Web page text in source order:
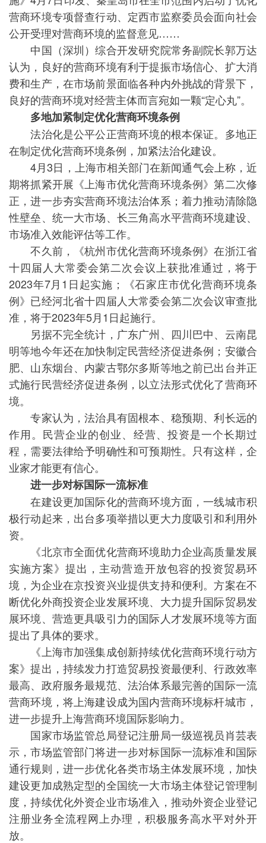
营商环境专项督查行动、定西市监察委员会面向社会
公开受理对营商环境的监督意见……
中国（深圳）综合开发研究院常务副院长郭万达
认为，良好的营商环境有利于提振市场信心、扩大消
费和生产，在市场前景面临各种内外挑战的背景下，
良好的营商环境对经营主体而言宛如一颗“定心丸”。
多地加紧制定优化营商环境条例
法治化是公平公正营商环境的根本保证。多地正
在制定优化营商环境条例，加紧法治化建设。
4月3日，上海市相关部门在新闻通气会上称，近
期将抓紧开展《上海市优化营商环境条例》第二次修
正，进一步夯实营商环境法治体系；着力推动清除隐
性壁垒、统一大市场、长三角高水平营商环境建设、
市场准入效能评估等工作。
不久前，《杭州市优化营商环境条例》在浙江省
十四届人大常委会第二次会议上获批准通过，将于
2023年7月1日起实施；《石家庄市优化营商环境条
例》已经河北省十四届人大常委会第二次会议审查批
准，将于2023年5月1日起施行。
另据不完全统计，广东广州、四川巴中、云南昆
明等地今年还在加快制定民营经济促进条例；安徽合
肥、山东烟台、内蒙古鄂尔多斯等地之前已出台并正
式施行民营经济促进条例，以立法形式优化了营商环
境。
专家认为，法治具有固根本、稳预期、利长远的
作用。民营企业的创业、经营、投资是一个长期过
程，需要法律给予明确性和可预期性。只有这样，企
业家才能更有信心。
进一步对标国际一流标准
在建设更加国际化的营商环境方面，一线城市积
极行动起来，出台多项举措以更大力度吸引和利用外
资。
《北京市全面优化营商环境助力企业高质量发展
实施方案》提出，主动营造开放包容的投资贸易环
境，为企业在京投资兴业提供支持和便利。方案在不
断优化外商投资企业发展环境、大力提升国际贸易发
展环境、营造更具吸引力的国际人才发展环境等方面
提出了具体的要求。
《上海市加强集成创新持续优化营商环境行动方
案》提出，持续发力打造贸易投资最便利、行政效率
最高、政府服务最规范、法治体系最完善的国际一流
营商环境，将上海建设成为国内营商环境标杆城市，
进一步提升上海营商环境国际影响力。
国家市场监管总局登记注册局一级巡视员肖芸表
示，市场监管部门将进一步对标国际一流标准和国际
通行规则，进一步优化各类市场主体发展环境，加快
建设更加成熟定型的全国统一大市场主体登记管理制
度，持续优化外资企业市场准入，推动外资企业登记
注册业务全流程网上办理，积极服务高水平对外开
放。